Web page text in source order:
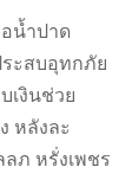
น้ำปาด
ะสบอุทกภัย
เงินช่วย
หลังละ
ลภ หรั่งเพชร